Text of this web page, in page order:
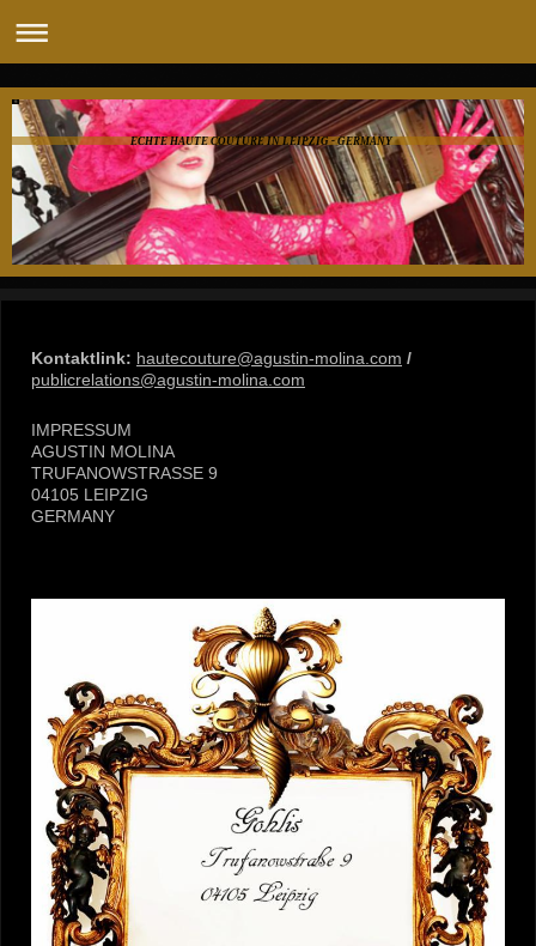
ECHTE HAUTE COUTURE IN LEIPZIG - GERMANY
Kontaktlink: hautecouture@agustin-molina.com /
publicrelations@agustin-molina.com
IMPRESSUM
AGUSTIN MOLINA
TRUFANOWSTRASSE 9
04105 LEIPZIG
GERMANY